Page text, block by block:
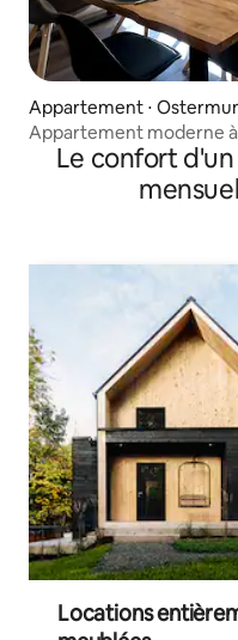
Appartement ⋅
Appartement moderne
chaussée
Le confort
Locations